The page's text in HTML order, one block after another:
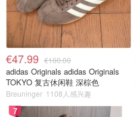
€47.99 €100.00
adidas Originals adidas Originals
TOKYO 复古休闲鞋 深棕色
Breuninger 1108人感兴趣
7